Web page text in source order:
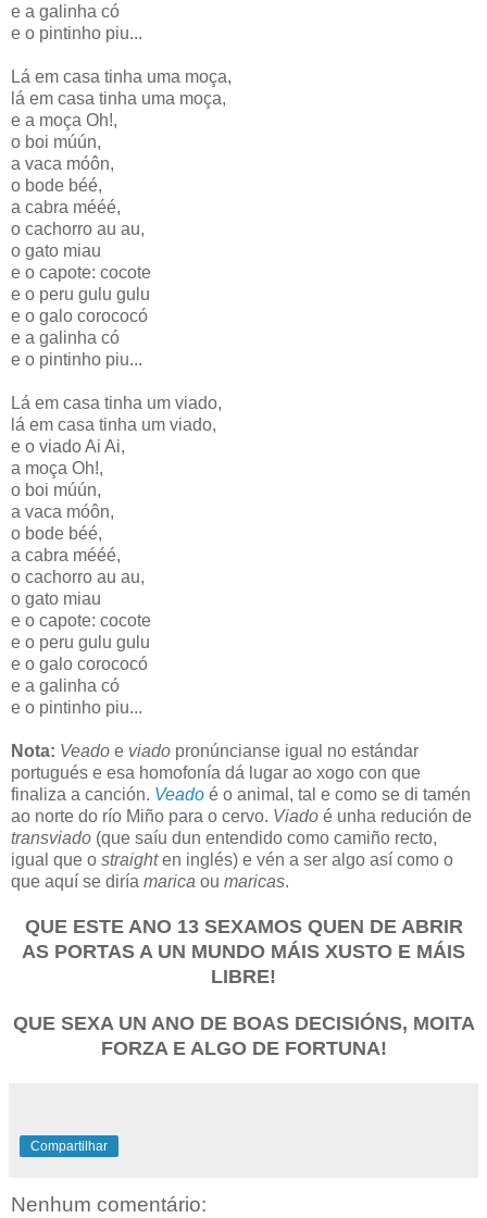
e a galinha có
e o pintinho piu...
Lá em casa tinha uma moça,
lá em casa tinha uma moça,
e a moça Oh!,
o boi múún,
a vaca móôn,
o bode béé,
a cabra mééé,
o cachorro au au,
o gato miau
e o capote: cocote
e o peru gulu gulu
e o galo corococó
e a galinha có
e o pintinho piu...
Lá em casa tinha um viado,
lá em casa tinha um viado,
e o viado Ai Ai,
a moça Oh!,
o boi múún,
a vaca móôn,
o bode béé,
a cabra mééé,
o cachorro au au,
o gato miau
e o capote: cocote
e o peru gulu gulu
e o galo corococó
e a galinha có
e o pintinho piu...
Nota: Veado e viado pronúncianse igual no estándar
portugués e esa homofonía dá lugar ao xogo con que
finaliza a canción. Veado é o animal, tal e como se di tamén
ao norte do río Miño para o cervo. Viado é unha redución de
transviado (que saíu dun entendido como camiño recto,
igual que o straighten inglés) e vén a ser algo así como o
que aquí se diría marica ou maricas.
QUE ESTE ANO 13 SEXAMOS QUEN DE ABRIR
AS PORTAS A UN MUNDO MÁIS XUSTO E MÁIS
LIBRE!
QUE SEXA UN ANO DE BOAS DECISIÓNS, MOITA
FORZA E ALGO DE FORTUNA!
Compartilhar
Nenhum comentário: